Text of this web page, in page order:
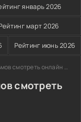
январь 2026
март 2026
Рейтинг июнь 2026
онлайн на Zona-Films
смотреть